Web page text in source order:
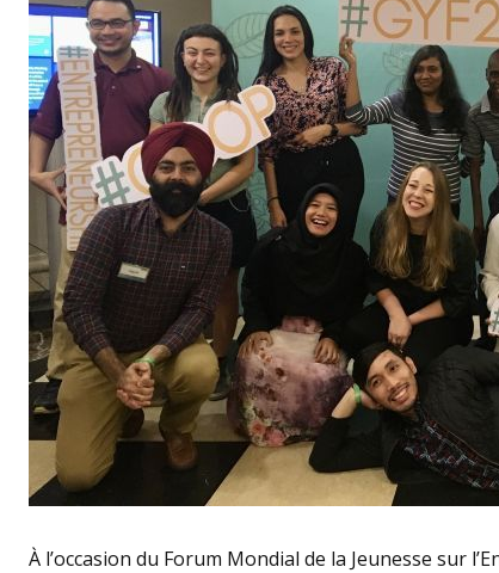
À l’occasion du Forum Mondial de la Jeunesse sur